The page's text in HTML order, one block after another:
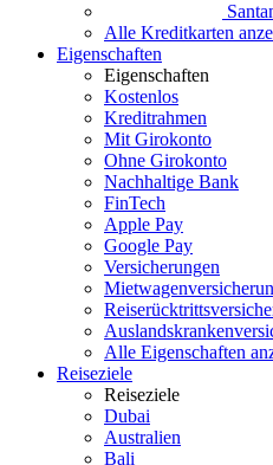
Alle Kreditkarten
Eigenschaften
Eigenschaften
Kostenlos
Kreditrahmen
Mit Girokonto
Ohne Girokonto
Nachhaltige Bank
FinTech
Apple Pay
Google Pay
Versicherungen
Alle Eigenschaften
Reiseziele
Reiseziele
Dubai
Australien
Bali